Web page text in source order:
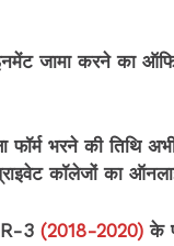
जामा करने का
फॉर्म भरने की तिथि
कॉलेजों का
3 (2018-2020)के